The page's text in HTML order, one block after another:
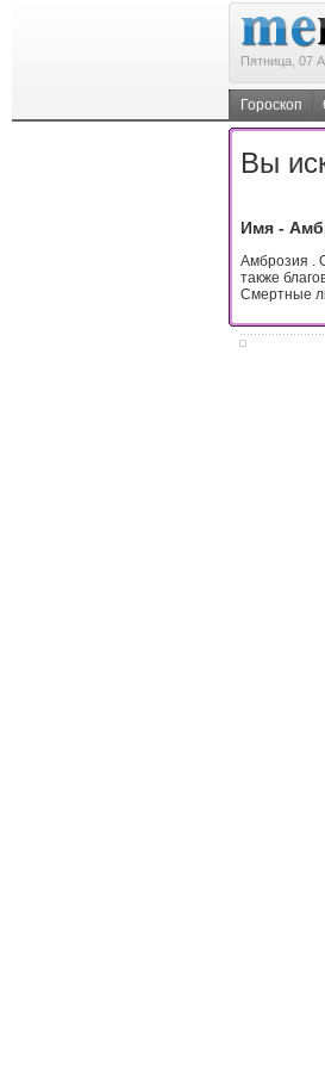
Пятница, 07
Гороскоп
Вы
Имя -
Амброзия .
также
Смертные